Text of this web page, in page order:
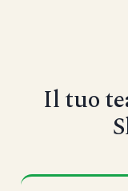
Il tuo